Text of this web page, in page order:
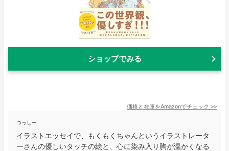
ショップでみる
価格と在庫をAmazonでチェック >>
つっしー
イラストエッセイで、もくもくちゃんというイラストレータ
ーさんの優しいタッチの絵と、心に染み入り胸が温かくなる